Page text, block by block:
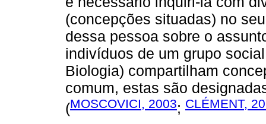
(concepções situadas) no
dessa pessoa sobre o
indivíduos de um grupo
Biologia) compartilham
comum, estas são
(MOSCOVICI, 2003; CLÉMENT,